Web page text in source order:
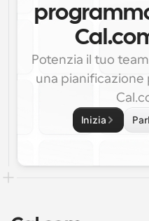
Potenzia il tuo
una pianificazione
Inizia